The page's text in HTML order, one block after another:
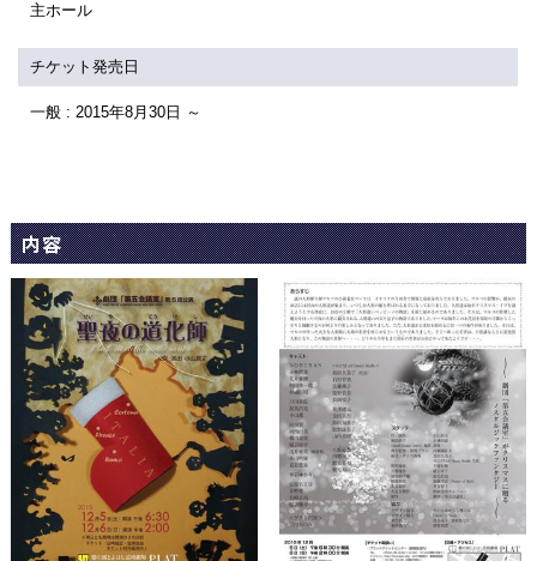
プラットニュース
交通アクセス
主ホール
チケット発売日
一般 : 2015年8月30日 ～
内容